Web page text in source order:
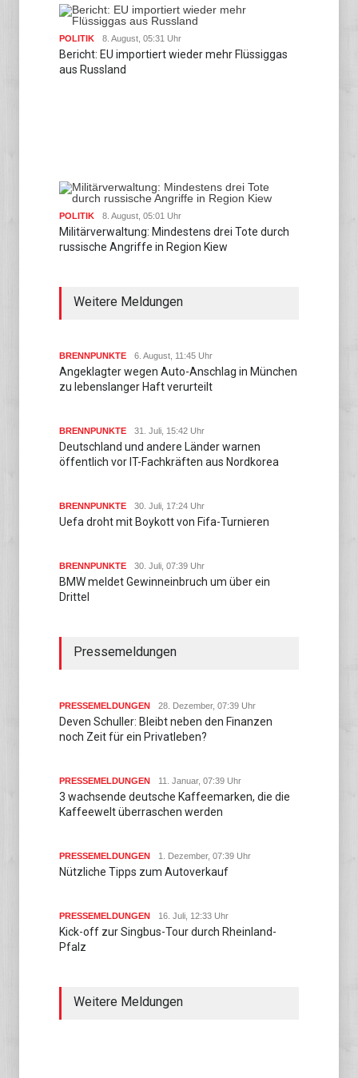
POLITIK 8. August, 05:31 Uhr
Bericht: EU importiert wieder mehr Flüssiggas
aus Russland
POLITIK 8. August, 05:01 Uhr
Militärverwaltung: Mindestens drei Tote durch
russische Angriffe in Region Kiew
Weitere Meldungen
BRENNPUNKTE 6. August, 11:45 Uhr
Angeklagter wegen Auto-Anschlag in München
zu lebenslanger Haft verurteilt
BRENNPUNKTE 31. Juli, 15:42 Uhr
Deutschland und andere Länder warnen
öffentlich vor IT-Fachkräften aus Nordkorea
BRENNPUNKTE 30. Juli, 17:24 Uhr
Uefa droht mit Boykott von Fifa-Turnieren
BRENNPUNKTE 30. Juli, 07:39 Uhr
BMW meldet Gewinneinbruch um über ein
Drittel
Pressemeldungen
PRESSEMELDUNGEN 28. Dezember, 07:39 Uhr
Deven Schuller: Bleibt neben den Finanzen
noch Zeit für ein Privatleben?
PRESSEMELDUNGEN 11. Januar, 07:39 Uhr
3 wachsende deutsche Kaffeemarken, die die
Kaffeewelt überraschen werden
PRESSEMELDUNGEN 1. Dezember, 07:39 Uhr
Nützliche Tipps zum Autoverkauf
PRESSEMELDUNGEN 16. Juli, 12:33 Uhr
Kick-off zur Singbus-Tour durch Rheinland-
Pfalz
Weitere Meldungen